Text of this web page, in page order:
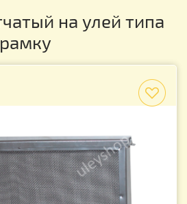
на улей типа